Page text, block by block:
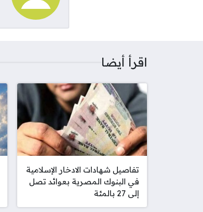
اقرأ أيضا
تفاصيل شهادات الادخار الإسلامية
في البنوك المصرية بعوائد تصل
إلى 27 بالمئة